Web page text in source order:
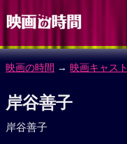
映画の時間 → 映画キャスト
岸谷善子
岸谷善子